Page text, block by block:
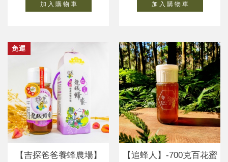
加 入 購 物 車 加 入 購 物 車
免運
【吉探爸爸養蜂農場】
【追蜂人】-700克百花蜜